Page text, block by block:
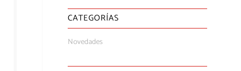
CATEGORÍAS
Novedades